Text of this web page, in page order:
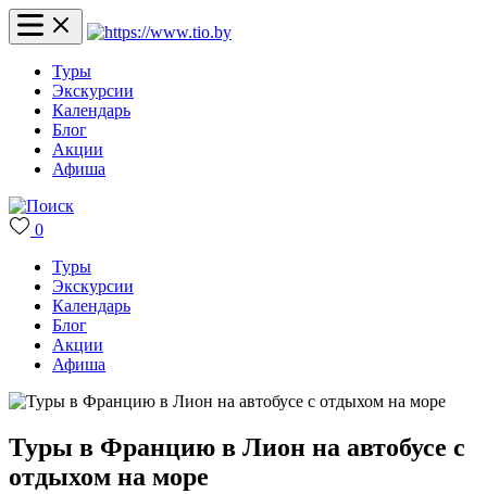
Туры
Экскурсии
Календарь
Блог
Акции
Афиша
0
Туры
Экскурсии
Календарь
Блог
Акции
Афиша
Туры в Францию в Лион на автобусе с
отдыхом на море